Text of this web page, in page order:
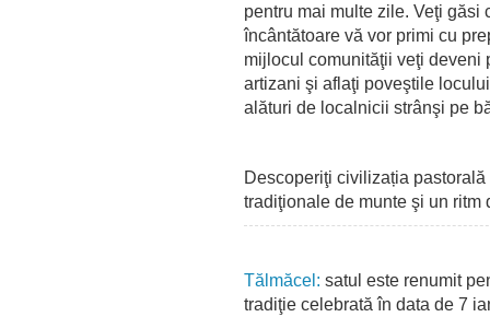
pentru mai multe zile. Veţi
încântătoare vă vor primi cu
mijlocul comunităţii veţi deveni
artizani şi aflaţi poveştile
alături de localnicii strânşi pe
Descoperiţi civilizația
tradiţionale de munte şi un ritm
Tălmăcel: satul este renumit
tradiţie celebrată în data de 7